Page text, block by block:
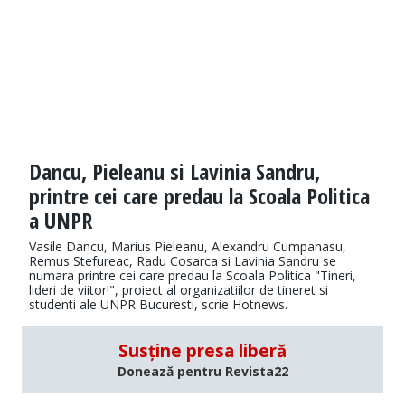
Dancu, Pieleanu si Lavinia Sandru,
printre cei care predau la Scoala Politica
a UNPR
Vasile Dancu, Marius Pieleanu, Alexandru Cumpanasu,
Remus Stefureac, Radu Cosarca si Lavinia Sandru se
numara printre cei care predau la Scoala Politica "Tineri,
lideri de viitor!", proiect al organizatiilor de tineret si
studenti ale UNPR Bucuresti, scrie Hotnews.
Susține presa liberă
Donează pentru Revista22